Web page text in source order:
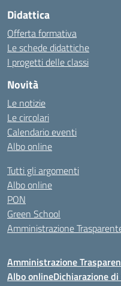
Didattica
Offerta formativa
Le schede didattiche
I progetti delle classi
Novità
Le notizie
Le circolari
Calendario eventi
Albo online
Tutti gli argomenti
Albo online
PON
Green School
Amministrazione
Amministrazione
Albo onlineDichiarazione